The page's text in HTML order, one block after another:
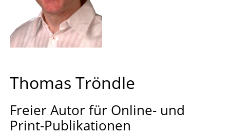
Thomas Tröndle
Freier Autor für Online- und
Print-Publikationen